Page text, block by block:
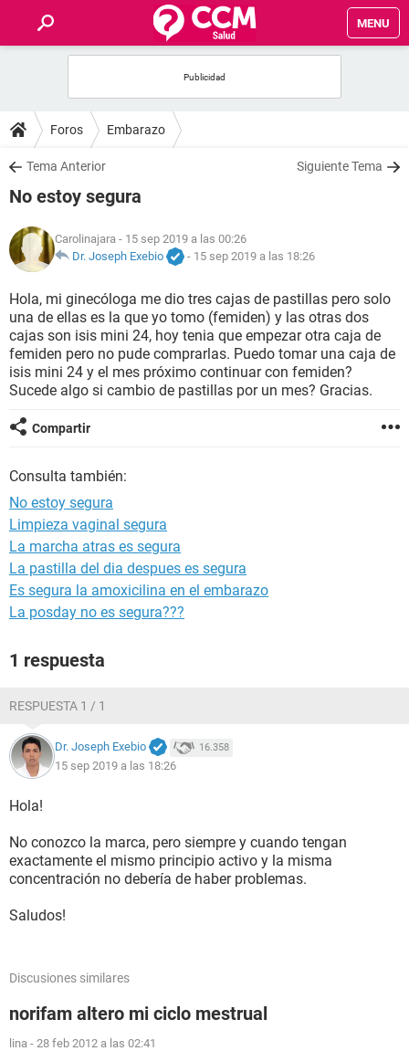
MENU
FOROS
SALUD
NUTRICIÓN
BIENESTAR
SEXUALIDAD
GLOSARIO
Foros Embarazo
Tema Anterior Siguiente Tema
No estoy segura
Carolinajara - 15 sep 2019 a las 00:26
Dr. Joseph Exebio
- 15 sep 2019 a las 18:26
Hola, mi ginecóloga me dio tres cajas de pastillas pero solo
una de ellas es la que yo tomo (femiden) y las otras dos
cajas son isis mini 24, hoy tenia que empezar otra caja de
femiden pero no pude comprarlas. Puedo tomar una caja de
isis mini 24 y el mes próximo continuar con femiden?
Sucede algo si cambio de pastillas por un mes? Gracias.
Compartir
Consulta también:
No estoy segura
Limpieza vaginal segura
La marcha atras es segura
La pastilla del dia despues es segura
Es segura la amoxicilina en el embarazo
La posday no es segura???
1 respuesta
RESPUESTA 1 / 1
Dr. Joseph Exebio 16.358
15 sep 2019 a las 18:26
Hola!
No conozco la marca, pero siempre y cuando tengan
exactamente el mismo principio activo y la misma
concentración no debería de haber problemas.
Saludos!
Discusiones similares
norifam altero mi ciclo mestrual
lina - 28 feb 2012 a las 02:41